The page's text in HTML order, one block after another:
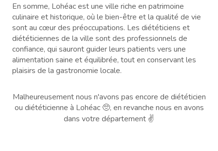
En somme, Lohéac est une ville riche en patrimoine
culinaire et historique, où le bien-être et la qualité de vie
sont au cœur des préoccupations. Les diététiciens et
diététiciennes de la ville sont des professionnels de
confiance, qui sauront guider leurs patients vers une
alimentation saine et équilibrée, tout en conservant les
plaisirs de la gastronomie locale.
Malheureusement nous n'avons pas encore de diététicien
ou diététicienne à Lohéac 🥺, en revanche nous en avons
dans votre département ✌️